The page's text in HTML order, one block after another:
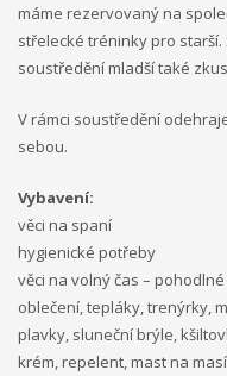
máme rezervovaný na
střelecké tréninky pro
soustředění mladší také
V rámci soustředění
sebou.
Vybavení:
věci na spaní
hygienické potřeby
věci na volný čas –
oblečení, tepláky, trenýrky,
plavky, sluneční brýle,
krém, repelent, mast na